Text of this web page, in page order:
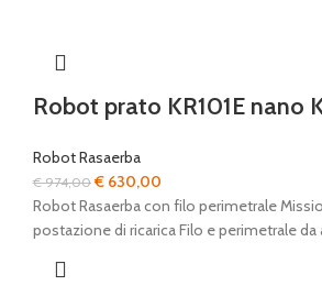
Robot prato KR101E nano
Robot Rasaerba
€974,00Il
prezzo
originale
€ 630,00
prezzo
attuale
Robot Rasaerba con filo perimetrale
postazione di ricarica Filo e perimetrale da